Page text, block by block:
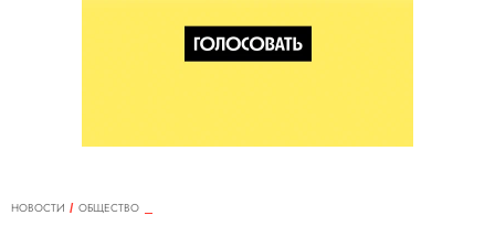
НОВОСТИ
ОБЩЕСТВО